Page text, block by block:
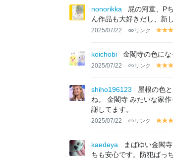
lo
w
lo
w
nonorikka
屁の河童、P
ん作品も大好きだし、新
2025/07/22 リンク
y
lo
w
y
lo
w
lo
w
koichobi 金閣寺の色に
2025/07/22 リンク
y
lo
w
y
lo
w
lo
w
shiho196123
屋根の色
ね。 金閣寺 みたいな家
謝してます。
2025/07/22 リンク
y
lo
w
y
lolo
w
kaedeya
まばゆい金閣
ちも安心です。防犯ばっ